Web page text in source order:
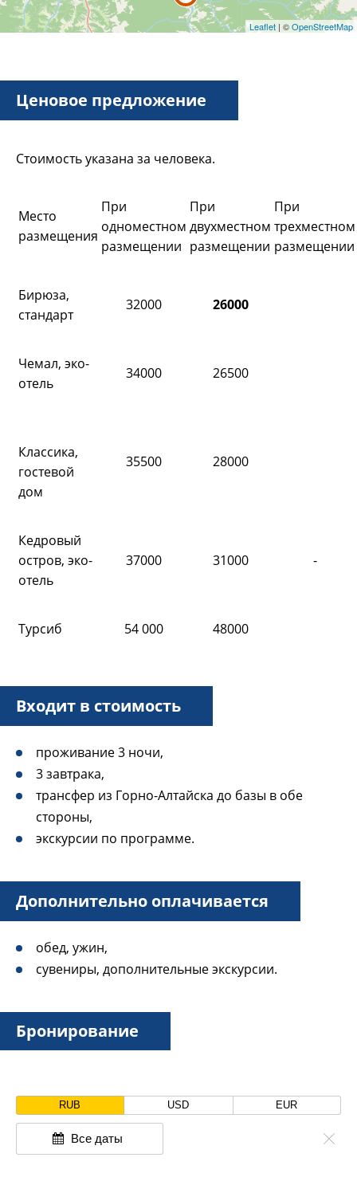
Leaflet | ©OpenStreetMap
Ценовое предложение
Стоимость указана за человека.
Место
размещения
При
одноместном
размещении
При
двухместном
размещении
При
трехместном
размещении
Бирюза,
стандарт
32000 26000
Чемал, эко-
отель
34000 26500
Классика,
гостевой
дом
35500 28000
Кедровый
остров, эко-
отель
37000 31000 -
Турсиб 54 000 48000
Входит в стоимость
проживание 3 ночи,
3 завтрака,
трансфер из Горно-Алтайска до базы в обе
стороны,
экскурсии по программе.
Дополнительно оплачивается
обед, ужин,
сувениры, дополнительные экскурсии.
Бронирование
RUB USD EUR
Все даты